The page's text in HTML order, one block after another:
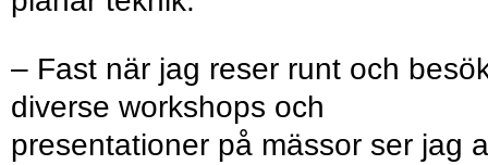
– Fast när jag reser runt och
diverse workshops och
presentationer på mässor ser jag